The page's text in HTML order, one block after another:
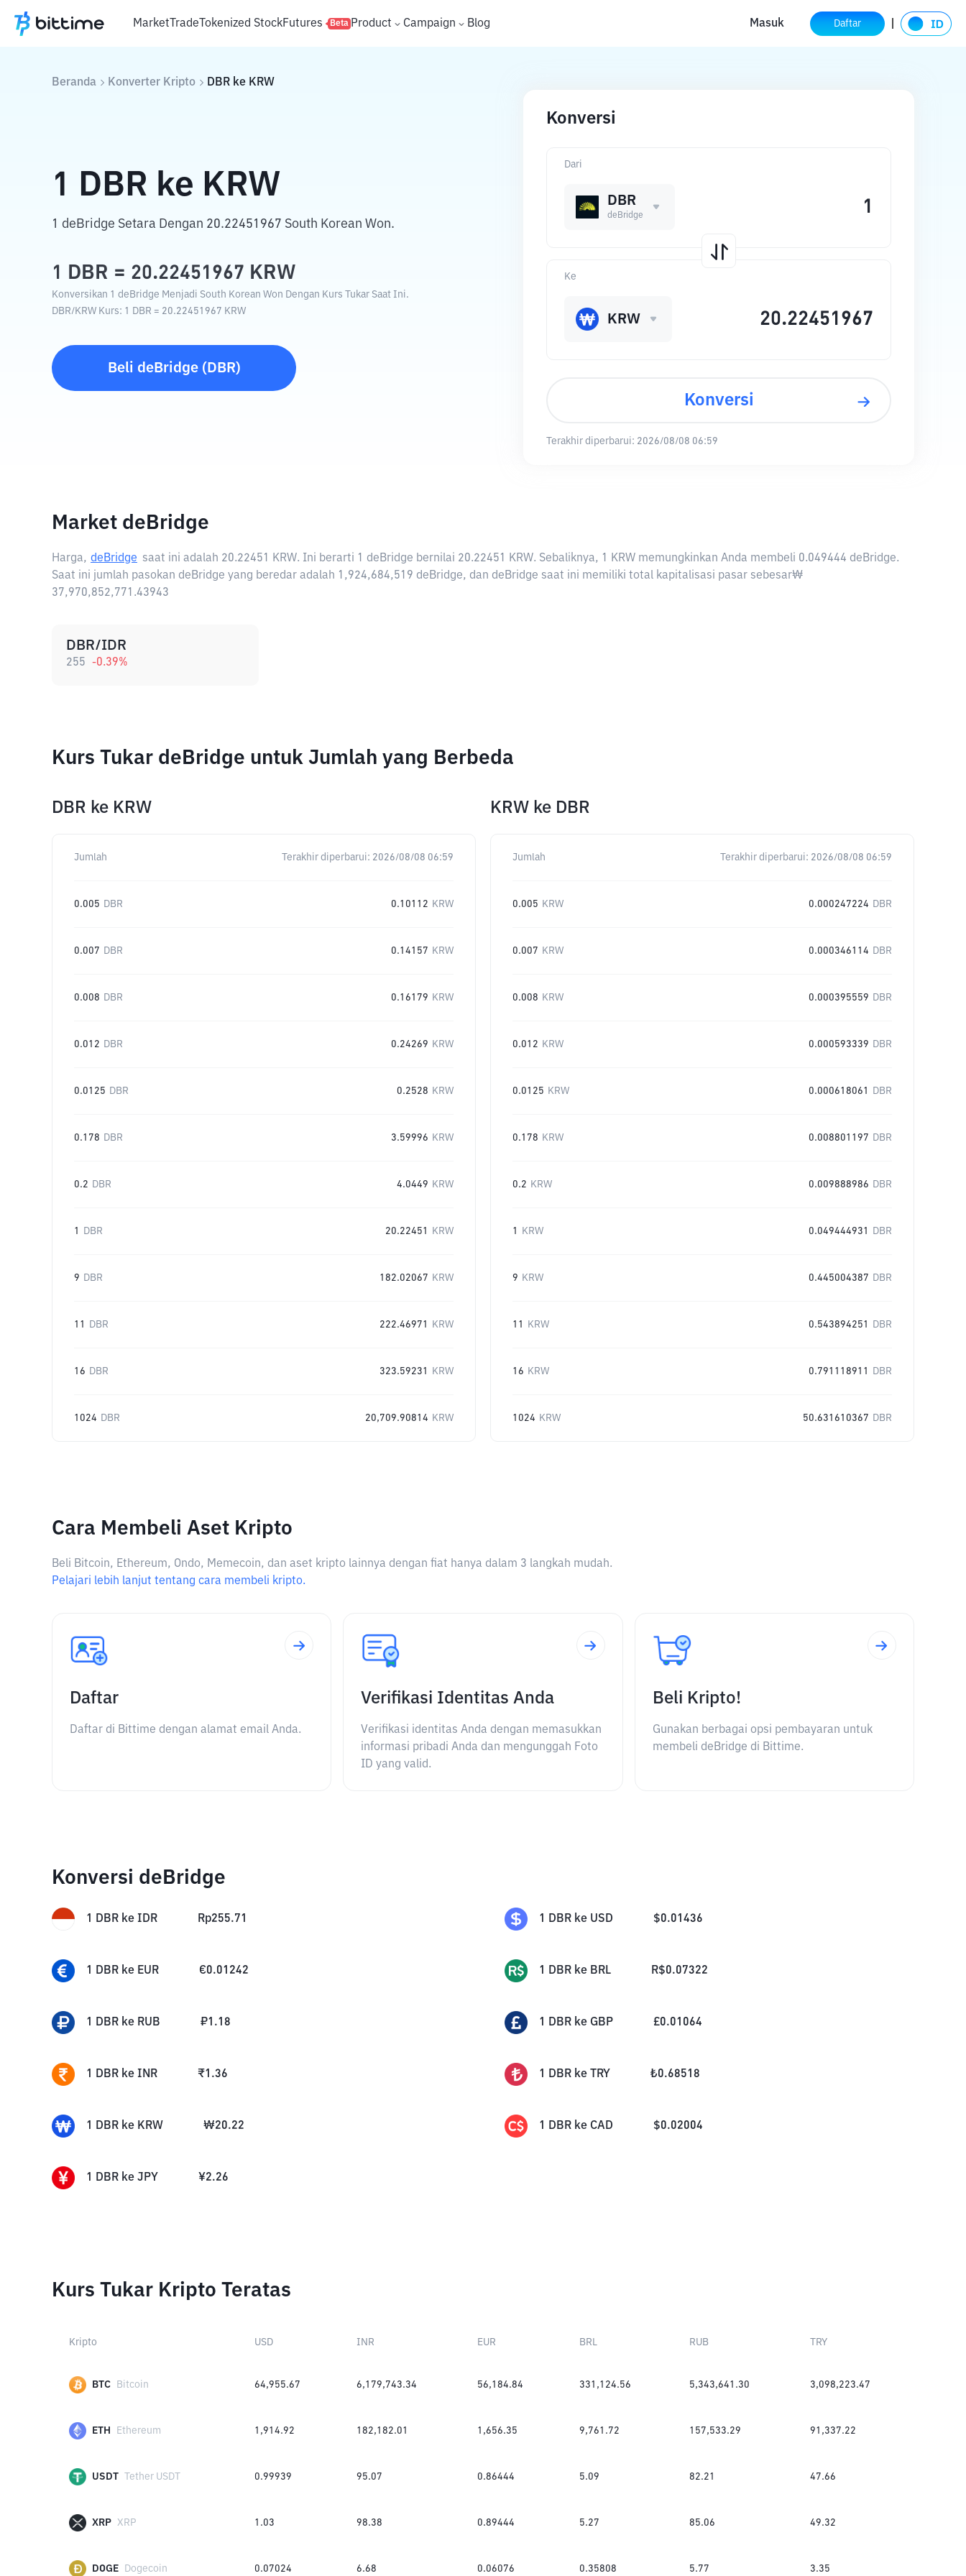
MarketTradeTokenized StockFutures Beta Product Campaign Blog Masuk Daftar
Beranda Konverter Kripto DBR ke KRW
1 DBR ke KRW
1 deBridge Setara Dengan 20.22451967 South Korean Won.
1 DBR = 20.22451967 KRW
Konversikan 1 deBridge Menjadi South Korean Won Dengan Kurs Tukar Saat Ini.
DBR/KRW Kurs: 1 DBR = 20.22451967 KRW
Beli deBridge( DBR)
Konversi
Dari
DBR
deBridge
Ke
KRW
Konversi
Terakhir diperbarui: 2026/08/08 06:59
Market deBridge
Harga, deBridge saat ini adalah 20.22451 KRW. Ini berarti 1 deBridge bernilai 20.22451 KRW. Sebaliknya, 1 KRW memungkinkan Anda membeli 0.049444 deBridge.
Saat ini jumlah pasokan deBridge yang beredar adalah 1,924,684,519 deBridge, dan deBridge saat ini memiliki total kapitalisasi pasar sebesar₩
37,970,852,771.43943
DBR/IDR
255 -0.39%
Kurs Tukar deBridge untuk Jumlah yang Berbeda
DBR ke KRW
Jumlah Terakhir diperbarui: 2026/08/08 06:59
0.005 DBR 0.10112 KRW
0.007 DBR 0.14157 KRW
0.008 DBR 0.16179 KRW
0.012 DBR 0.24269 KRW
0.0125 DBR 0.2528 KRW
0.178 DBR 3.59996 KRW
0.2 DBR 4.0449 KRW
1 DBR 20.22451 KRW
9 DBR 182.02067 KRW
11 DBR 222.46971 KRW
16 DBR 323.59231 KRW
1024 DBR 20,709.90814 KRW
KRW ke DBR
Jumlah Terakhir diperbarui: 2026/08/08 06:59
0.005 KRW 0.000247224 DBR
0.007 KRW 0.000346114 DBR
0.008 KRW 0.000395559 DBR
0.012 KRW 0.000593339 DBR
0.0125 KRW 0.000618061 DBR
0.178 KRW 0.008801197 DBR
0.2 KRW 0.009888986 DBR
1 KRW 0.049444931 DBR
9 KRW 0.445004387 DBR
11 KRW 0.543894251 DBR
16 KRW 0.791118911 DBR
1024 KRW 50.631610367 DBR
Cara Membeli Aset Kripto
Beli Bitcoin, Ethereum, Ondo, Memecoin, dan aset kripto lainnya dengan fiat hanya dalam 3 langkah mudah.
Pelajari lebih lanjut tentang cara membeli kripto.
Daftar
Daftar di Bittime dengan alamat email Anda.
Verifikasi Identitas Anda
Verifikasi identitas Anda dengan memasukkan
informasi pribadi Anda dan mengunggah Foto
ID yang valid.
Beli Kripto!
Gunakan berbagai opsi pembayaran untuk
membeli deBridge di Bittime.
Konversi deBridge
1 DBR ke IDR Rp255.71 1 DBR ke USD $0.01436
1 DBR ke EUR €0.01242 1 DBR ke BRL R$0.07322
1 DBR ke RUB ₽1.18 1 DBR ke GBP £0.01064
1 DBR ke INR ₹1.36 1 DBR ke TRY ₺0.68518
1 DBR ke KRW ₩20.22 1 DBR ke CAD $0.02004
1 DBR ke JPY ¥2.26
Kurs Tukar Kripto Teratas
Kripto USD INR EUR BRL RUB TRY
BTC Bitcoin 64,955.67 6,179,743.34 56,184.84 331,124.56 5,343,641.30 3,098,223.47
ETH Ethereum 1,914.92 182,182.01 1,656.35 9,761.72 157,533.29 91,337.22
USDT Tether USDT 0.99939 95.07 0.86444 5.09 82.21 47.66
XRP XRP 1.03 98.38 0.89444 5.27 85.06 49.32
DOGE Dogecoin 0.07024 6.68 0.06076 0.35808 5.77 3.35